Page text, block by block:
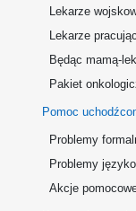
Lekarze
Lekarze
Będąc mamą-
Pakiet
Pomoc
Problemy
Problemy
Akcje